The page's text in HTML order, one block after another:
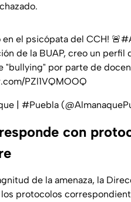
en el psicópata del CCH! 🚨
de la BUAP, creo un
"bullying" por parte de
PZl1VQMOOQ
| #Puebla
con
de la amenaza, la
protocolos